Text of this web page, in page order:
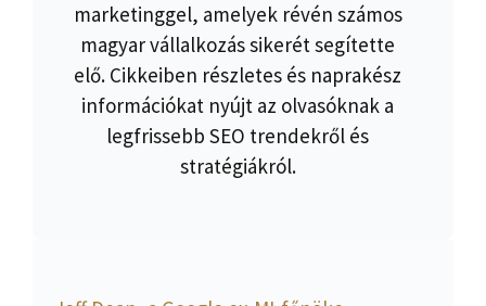
marketinggel, amelyek révén számos
magyar vállalkozás sikerét segítette
elő. Cikkeiben részletes és naprakész
információkat nyújt az olvasóknak a
legfrissebb SEO trendekről és
stratégiákról.